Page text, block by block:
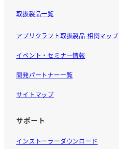
取扱製品一覧
アプリクラフト取扱製品 相関マップ
イベント・セミナー情報
開発パートナー一覧
サイトマップ
サポート
インストーラーダウンロード